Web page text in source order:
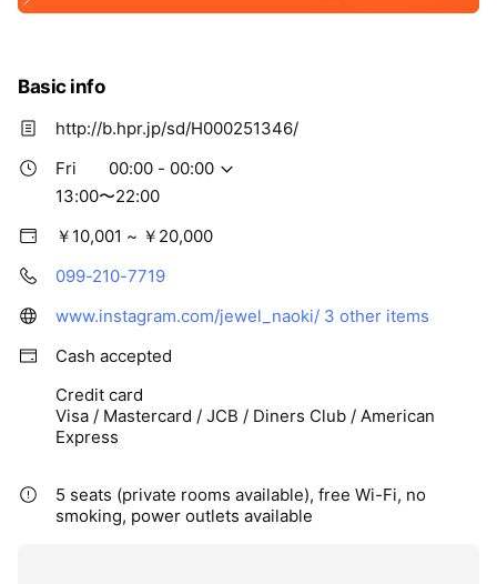
Basic info
http://b.hpr.jp/sd/H000251346/
Fri
00:00 - 00:00
13:00〜22:00
￥10,001 ~ ￥20,000
099-210-7719
www.instagram.com/jewel_naoki/ 3 other items
Cash accepted
Credit card
Visa / Mastercard / JCB / Diners Club / American
Express
5 seats (private rooms available), free Wi-Fi, no
smoking, power outlets available